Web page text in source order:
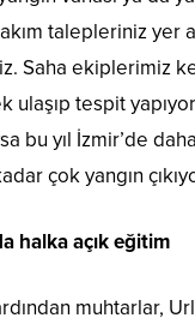
talepleriniz yer
Saha ekiplerimiz
ulaşıp tespit
bu yıl İzmir’de
çok yangın
halka açık eğitim
muhtarlar,